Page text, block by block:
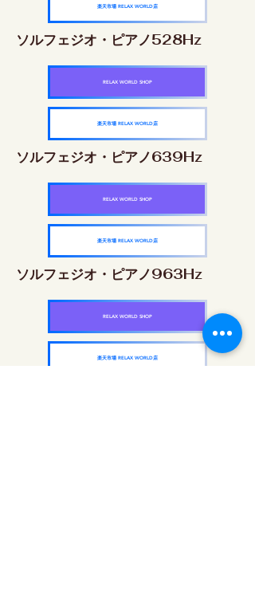
楽天市場 RELAX WORLD店
ソルフェジオ・ピアノ528Hz
RELAX WORLD SHOP
楽天市場 RELAX WORLD店
ソルフェジオ・ピアノ639Hz
RELAX WORLD SHOP
楽天市場 RELAX WORLD店
ソルフェジオ・ピアノ963Hz
RELAX WORLD SHOP
楽天市場 RELAX WORLD店